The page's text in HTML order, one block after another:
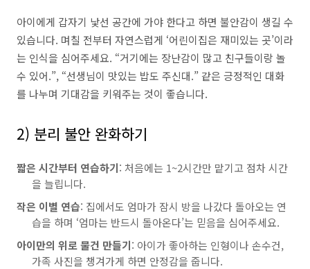
아이에게 갑자기 낯선 공간에 가야 한다고 하면 불안감이 생길 수
있습니다. 며칠 전부터 자연스럽게 ‘어린이집은 재미있는 곳’이라
는 인식을 심어주세요. “거기에는 장난감이 많고 친구들이랑 놀
수 있어.”, “선생님이 맛있는 밥도 주신대.” 같은 긍정적인 대화
를 나누며 기대감을 키워주는 것이 좋습니다.
2) 분리 불안 완화하기
짧은 시간부터 연습하기: 처음에는 1~2시간만 맡기고 점차 시간
을 늘립니다.
작은 이별 연습: 집에서도 엄마가 잠시 방을 나갔다 돌아오는 연
습을 하며 ‘엄마는 반드시 돌아온다’는 믿음을 심어주세요.
아이만의 위로 물건 만들기: 아이가 좋아하는 인형이나 손수건,
가족 사진을 챙겨가게 하면 안정감을 줍니다.